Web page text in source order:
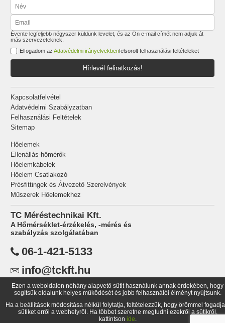
Évente legfeljebb négyszer küldünk levelet, és az Ön e-mail címét nem adjuk át
más szervezeteknek.
Elfogadom azAdatvédelmi irányelvekbenfelsorolt felhasználási feltételeket
Hírlevél feliratkozás!
Kapcsolatfelvétel
Adatvédelmi Szabályzatban
Felhasználási Feltételek
Sitemap
Hőelemek
Ellenállás-hőmérők
Hőelemkábelek
Hőelem Csatlakozó
Présfittingek és Átvezető Szerelvények
Műszerek Hőelemekhez
TC Méréstechnikai Kft.
A Hőmérséklet-érzékelés, -mérés és
szabályzás szolgálatában
06-1-421-5133
info@tckft.hu
TC Méréstechnikai Kft.,
Magyarország
Ezen a weboldalon néhány alapvető sütit használunk annak érdekében, hogy
segítsük oldalunk helyes működését és jobb felhasználói élményt nyújtsunk.
Ha a beállítások módosítása nélkül folytatja, feltételezzük, hogy örömmel
sütiket erről a webhelyről. Ha többet szeretne megtudni ezekről a sütikről,
kattintson ide.